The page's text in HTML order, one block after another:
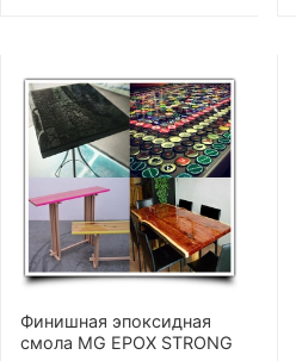
Финишная эпоксидная
смола MG EPOX STRONG